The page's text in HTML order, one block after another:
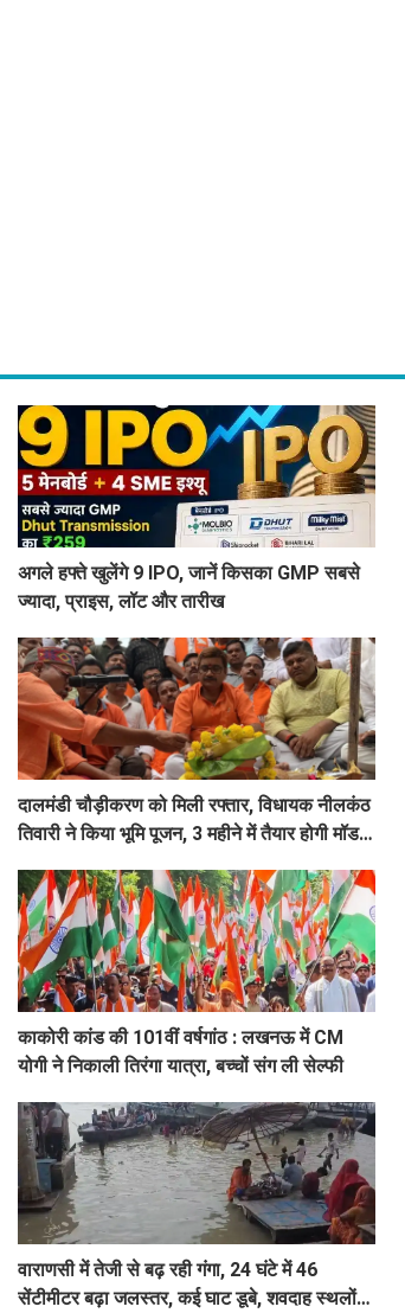
अगले हफ्ते खुलेंगे 9 IPO, जानें किसका GMP सबसे
ज्यादा, प्राइस, लॉट और तारीख
दालमंडी चौड़ीकरण को मिली रफ्तार, विधायक नीलकंठ
तिवारी ने किया भूमि पूजन, 3 महीने में तैयार होगी मॉडल
काकोरी कांड की 101वीं वर्षगांठ : लखनऊ में CM
योगी ने निकाली तिरंगा यात्रा, बच्चों संग ली सेल्फी
वाराणसी में तेजी से बढ़ रही गंगा, 24 घंटे में 46
सेंटीमीटर बढ़ा जलस्तर, कई घाट डूबे, शवदाह स्थलों